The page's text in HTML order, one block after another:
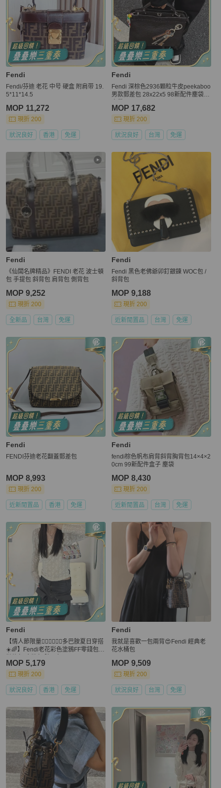
Fendi
Fendi/芬迪 老花 中号 硬盒 附肩带 19.
5*11*14.5
MOP 11,272
現折 200
狀況良好 香港 免運
Fendi
Fendi 深棕色2936顆粒牛皮peekaboo
男款郵差包 28x22x5 98新配件塵袋
MOP 17,682
現折 200
狀況良好 台灣 免運
Fendi
《仙闆名牌精品》FENDI 老花 波士頓
包 手提包 斜背包 肩背包 側背包
MOP 9,252
現折 200
全新品 台灣 免運
Fendi
Fendi 黑色老佛爺卯釘銀鍊 WOC包 /
斜背包
MOP 9,188
現折 200
近新閒置品 台灣 免運
Fendi
FENDI芬迪老花翻蓋郵差包
MOP 8,993
現折 200
近新閒置品 香港 免運
Fendi
fendi棕色帆布肩背斜背胸背包14×4×2
0cm 99新配件盒子 塵袋
MOP 8,430
現折 200
近新閒置品 台灣 免運
Fendi
【情人節限量👩🏻‍❤️‍💋‍👨🏻多巴胺夏日穿搭
☀️🌈】Fendi老花彩色塗鴉FF零錢包
MOP 5,179
現折 200
狀況良好 香港 免運
Fendi
我就是喜歡一包兩背😍Fendi 經典老
花水桶包
MOP 9,509
現折 200
狀況良好 台灣 免運